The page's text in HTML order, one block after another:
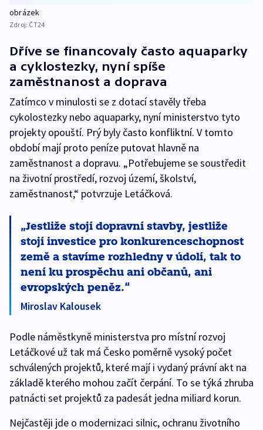
obrázek
Zdroj: ČT24
Dříve se financovaly často aquaparky
a cyklostezky, nyní spíše
zaměstnanost a doprava
Zatímco v minulosti se z dotací stavěly třeba
cykolostezky nebo aquaparky, nyní ministerstvo tyto
projekty opouští. Prý byly často konfliktní. V tomto
období mají proto peníze putovat hlavně na
zaměstnanost a dopravu. „Potřebujeme se soustředit
na životní prostředí, rozvoj území, školství,
zaměstnanost,“ potvrzuje Letáčková.
Jestliže stojí dopravní stavby, jestliže
stojí investice pro konkurenceschopnost
země a stavíme rozhledny v údolí, tak to
není ku prospěchu ani občanů, ani
evropských peněz.
Miroslav Kalousek
Podle náměstkyně ministerstva pro místní rozvoj
Letáčkové už tak má Česko poměrně vysoký počet
schválených projektů, které mají i vydaný právní akt na
základě kterého mohou začít čerpání. To se týká zhruba
patnácti set projektů za padesát jedna miliard korun.
Nejčastěji jde o modernizaci silnic, ochranu životního